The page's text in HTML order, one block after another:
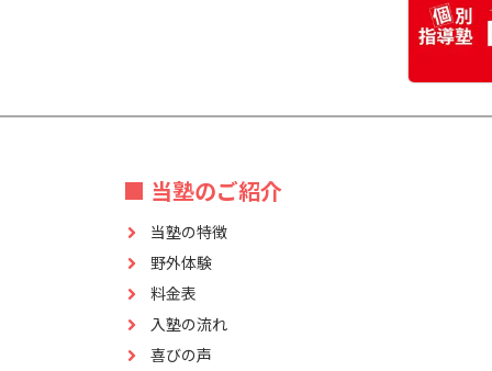
■ 当塾のご紹介
当塾の特徴
野外体験
料金表
入塾の流れ
喜びの声